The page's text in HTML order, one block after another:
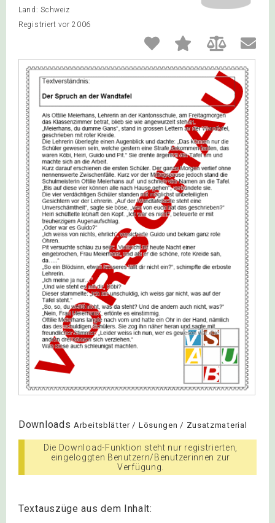
Land: Schweiz
Registriert vor 2006
Downloads Arbeitsblätter / Lösungen / Zusatzmaterial
Die Download-Funktion steht nur registrierten,
eingeloggten Benutzern/Benutzerinnen zur
Verfügung.
Textauszüge aus dem Inhalt: